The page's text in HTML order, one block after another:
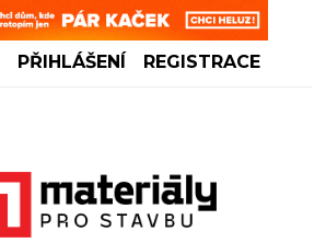
PŘIHLÁŠENÍ REGISTRACE